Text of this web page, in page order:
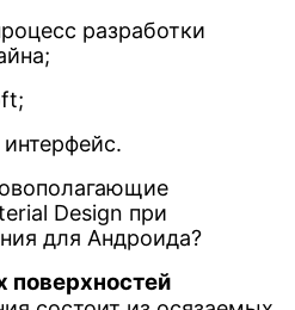
разработки
Design при
для Андроида?
поверхностей